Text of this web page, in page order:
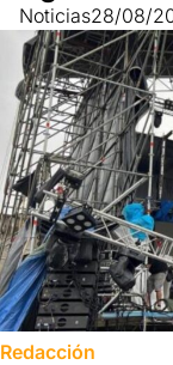
Noticias28/08/
Redacción